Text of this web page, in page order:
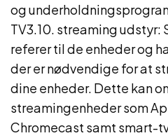
og
TV3.10. streaming udstyr:
referer til de enheder og
der er nødvendige for at
dine enheder. Dette kan
streamingenheder som
Chromecast samt smart-